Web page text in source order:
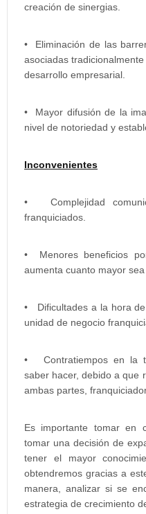
creación de sinergias.
• Eliminación de las
asociadas
desarrollo empresarial.
• Mayor difusión de la
nivel de notoriedad y
Inconvenientes
• Complejidad
franquiciados.
• Menores beneficios
aumenta cuanto mayor
• Dificultades a la hora
unidad de negocio
• Contratiempos en la
saber hacer, debido a que
ambas partes,
Es importante tomar en
tomar una decisión de
tener el mayor
obtendremos gracias a
manera, analizar si se
estrategia de crecimiento